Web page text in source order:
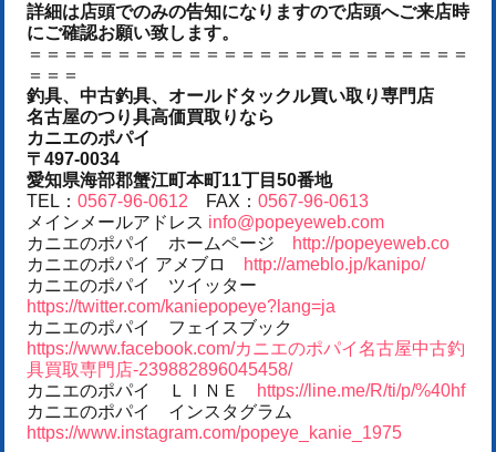
詳細は店頭でのみの告知になりますので店頭へご来店時
にご確認お願い致します。
＝＝＝＝＝＝＝＝＝＝＝＝＝＝＝＝＝＝＝＝＝＝＝＝＝
＝＝＝
釣具、中古釣具、オールドタックル買い取り専門店
名古屋のつり具高価買取りなら
カニエのポパイ
〒497-0034
愛知県海部郡蟹江町本町11丁目50番地
TEL： 0567-96-0612 FAX： 0567-96-0613
メインメールアドレス info@popeyeweb.com
カニエのポパイ ホームページ
http://popeyeweb.co
カニエのポパイ アメブロ
http://ameblo.jp/kanipo/
カニエのポパイ ツイッター
https://twitter.com/kaniepopeye?lang=ja
カニエのポパイ フェイスブック
https://www.facebook.com/カニエのポパイ名古屋中古釣
具買取専門店-239882896045458/
カニエのポパイ ＬＩＮＥ
https://line.me/R/ti/p/%40hf
カニエのポパイ インスタグラム
https://www.instagram.com/popeye_kanie_1975